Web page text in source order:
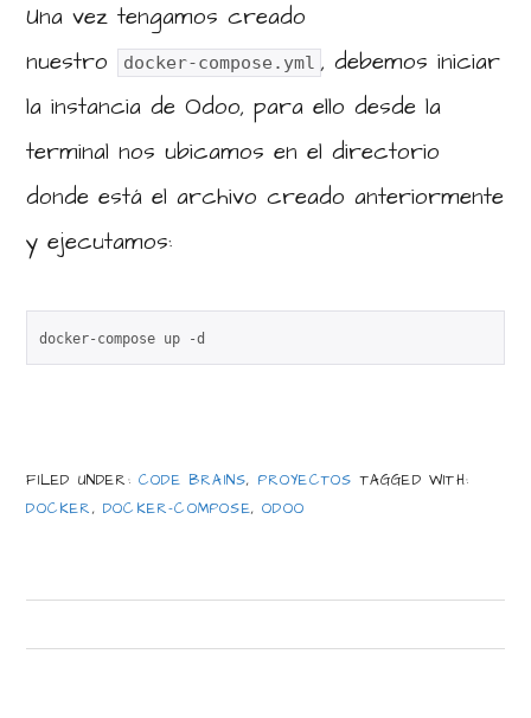
Una vez tengamos creado
nuestro
docker-compose.yml , debemos iniciar
la instancia de Odoo, para ello desde la
terminal nos ubicamos en el directorio
donde está el archivo creado anteriormente
y ejecutamos:
docker-compose up -d
FILED UNDER: CODE BRAINS, PROYECTOS TAGGED WITH:
DOCKER, DOCKER-COMPOSE,ODOO